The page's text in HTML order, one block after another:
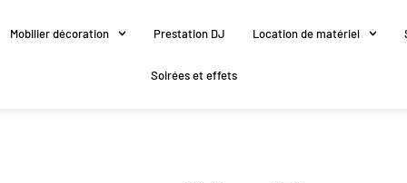
Mobilier décoration Prestation DJ Location de matériel
Soirées et effets